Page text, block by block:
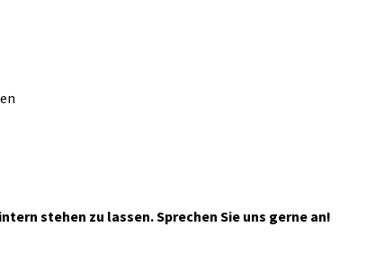
stehen zu lassen. Sprechen Sie uns gerne an!